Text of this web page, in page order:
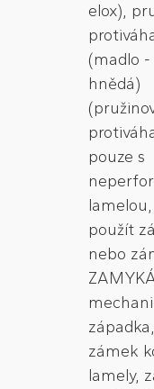
elox),
(madlo
hnědá)
pouze s
použít
nebo
západka,
zámek
lamely,